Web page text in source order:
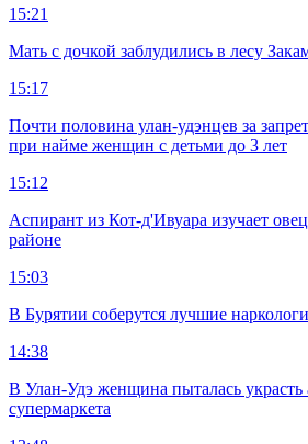
15:21
Мать с дочкой заблудились в лесу
15:17
Почти половина улан-удэнцев за
при найме женщин с детьми до 3 лет
15:12
Аспирант из Кот-д'Ивуара изучает
районе
15:03
В Бурятии соберутся лучшие
14:38
В Улан-Удэ женщина пыталась украсть
супермаркета